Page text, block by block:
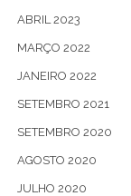
ABRIL 2023
MARÇO 2022
JANEIRO 2022
SETEMBRO 2021
SETEMBRO 2020
AGOSTO 2020
JULHO 2020